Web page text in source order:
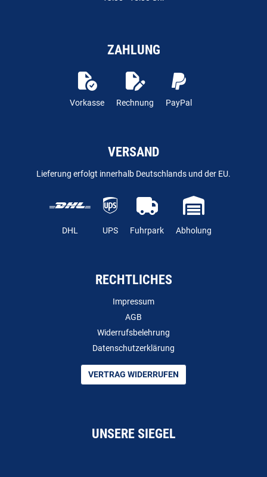
ZAHLUNG
Vorkasse Rechnung PayPal
VERSAND
Lieferung erfolgt innerhalb Deutschlands und der EU.
DHL UPS Fuhrpark Abholung
RECHTLICHES
Impressum
AGB
Widerrufsbelehrung
Datenschutzerklärung
VERTRAG WIDERRUFEN
UNSERE SIEGEL